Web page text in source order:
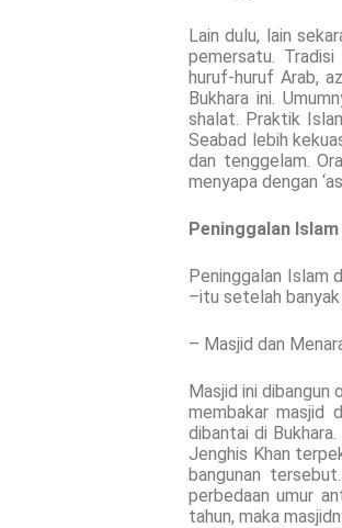
Lain dulu, lain
pemersatu.
huruf-huruf Arab,
Bukhara ini.
shalat. Praktik
Seabad lebih
dan tenggelam.
menyapa dengan
Peninggalan
Peninggalan Islam
–itu setelah banyak
– Masjid dan
Masjid ini dibangun
membakar masjid
dibantai di
Jenghis Khan
bangunan
perbedaan umur
tahun, maka